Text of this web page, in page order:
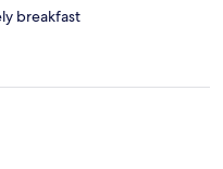
breakfast